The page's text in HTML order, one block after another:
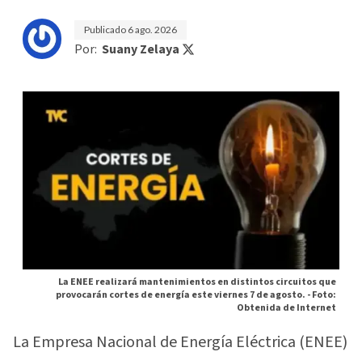
Publicado 6 ago. 2026
Por: Suany Zelaya
La ENEE realizará mantenimientos en distintos circuitos que
provocarán cortes de energía este viernes 7 de agosto. -Foto:
Obtenida de Internet
La Empresa Nacional de Energía Eléctrica (ENEE)